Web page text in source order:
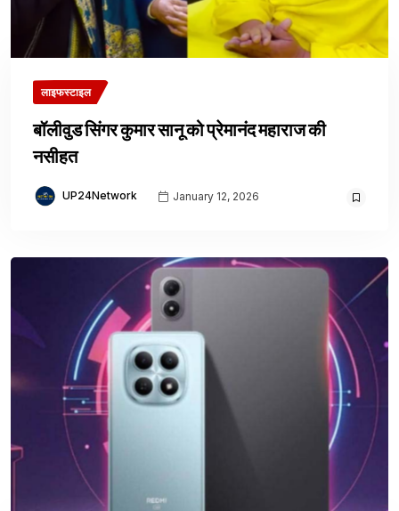
लाइफस्टाइल
बॉलीवुड सिंगर कुमार सानू को प्रेमानंद महाराज की
नसीहत
UP24Network January 12, 2026